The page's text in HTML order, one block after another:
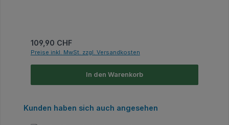
Regulärer Preis:
109,90 CHF
Preise inkl. MwSt. zzgl. Versandkosten
In den Warenkorb
Produktgalerie überspringen
Kunden haben sich auch angesehen